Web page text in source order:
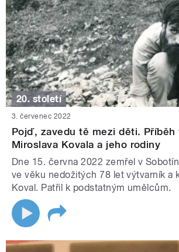
20. století
3. červenec 2022
Pojď, zavedu tě mezi děti. Příběh
Miroslava Kovala a jeho rodiny
Dne 15. června 2022 zemřel v
ve věku nedožitých 78 let výtvarník a
Koval. Patřil k podstatným umělcům.